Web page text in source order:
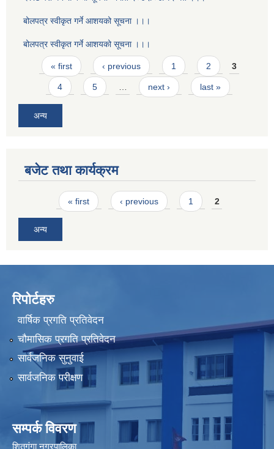
बोलपत्र स्वीकृत गर्ने आशयको सूचना ।।।
बोलपत्र स्वीकृत गर्ने आशयको सूचना ।।।
Pages
« first ‹ previous 1 2 3
4 5 … next › last »
अन्य
बजेट तथा कार्यक्रम
Pages« first ‹ previous 1 2
अन्य
रिपोर्टहरु
वार्षिक प्रगति प्रतिवेदन
चौमासिक प्रगति प्रतिवेदन
सार्वजनिक सुनुवाई
सार्वजनिक परीक्षण
सम्पर्क विवरण
शितगंगा नगरपालिका